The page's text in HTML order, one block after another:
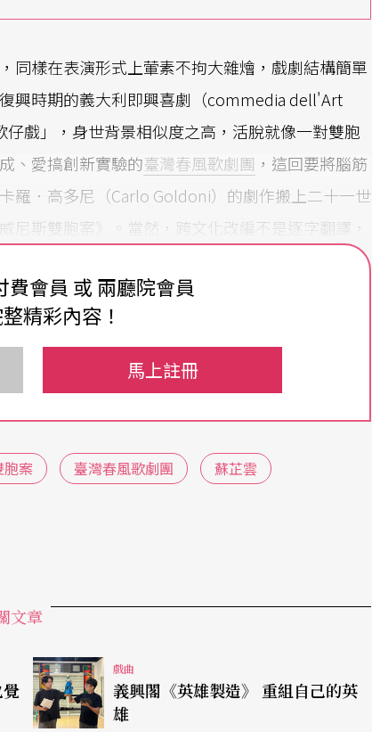
同樣在表演形式上葷素不拘大雜燴，戲劇結構簡單
興時期的義大利即興喜劇（commedia dell'Art
戲」，身世背景相似度之高，活脫就像一對雙胞
、愛搞創新實驗的臺灣春風歌劇團 ，這回要將腦筋
羅．高多尼（Carlo Goldoni）的劇作搬上二十一世
尼斯雙胞案》。當然，跨文化改編不是逐字翻譯，
胎兄弟，不約而同在同一個城市尋求他們的愛情，
雙胞胎由同一人飾演，疲於奔命地在兩個角色間
哥哥，誤會糾纏不清，仇家殺錯人、約會約錯人、
，所謂「新胡撇仔」，就是運用「胡撇仔戲」的概
例如劇中兩對男女主角，一對設定為黑幫老大與浪
全劇曲風則以「搖滾」來融合七字調、都馬調，文
備的反叛精神，與胡撇仔很搭。」
費會員 或 兩廳院會員
精彩內容！
馬上註冊
胞案 臺灣春風歌劇團 蘇芷雲
文章
戲曲
義興閣《英雄製造》 重組自己的英
雄